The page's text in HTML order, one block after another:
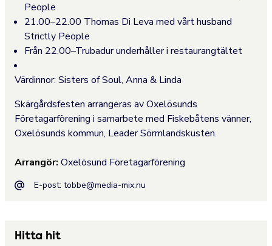
People
21.00–22.00 Thomas Di Leva med vårt husband
Strictly People
Från 22.00–Trubadur underhåller i restaurangtältet
Värdinnor: Sisters of Soul, Anna & Linda
Skärgårdsfesten arrangeras av Oxelösunds
Företagarförening i samarbete med Fiskebåtens vänner,
Oxelösunds kommun, Leader Sörmlandskusten.
Arrangör: Oxelösund Företagarförening
E-post: tobbe@media-mix.nu
Hitta hit